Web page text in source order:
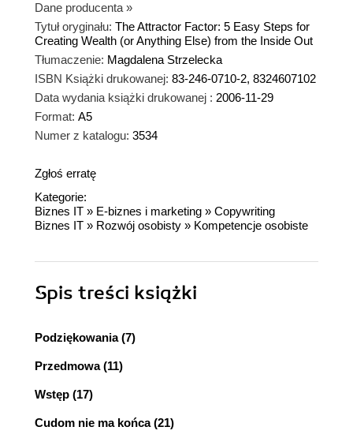
Dane producenta »
Tytuł oryginału: The Attractor Factor: 5 Easy Steps for
Creating Wealth (or Anything Else) from the Inside Out
Tłumaczenie: Magdalena Strzelecka
ISBN Książki drukowanej: 83-246-0710-2, 8324607102
Data wydania książki drukowanej : 2006-11-29
Format: A5
Numer z katalogu: 3534
Zgłoś erratę
Kategorie:
Biznes IT » E-biznes i marketing » Copywriting
Biznes IT » Rozwój osobisty » Kompetencje osobiste
Spis treści książki
Podziękowania (7)
Przedmowa (11)
Wstęp (17)
Cudom nie ma końca (21)